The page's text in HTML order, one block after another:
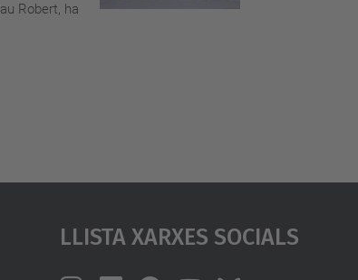
Robert, ha
Llista Xarxes Socials